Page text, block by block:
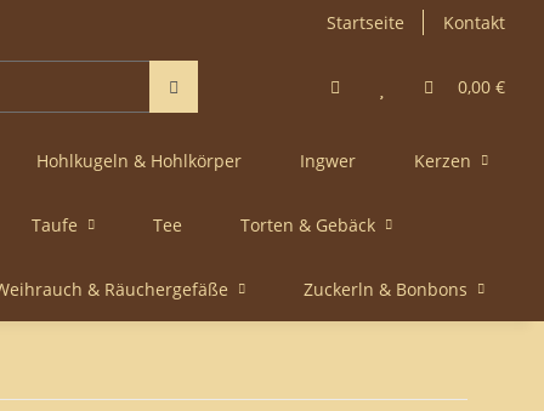
Startseite Kontakt
0,00 €
Hohlkugeln & Hohlkörper Ingwer Kerzen
Taufe Tee Torten & Gebäck
& Räuchergefäße Zuckerln & Bonbons